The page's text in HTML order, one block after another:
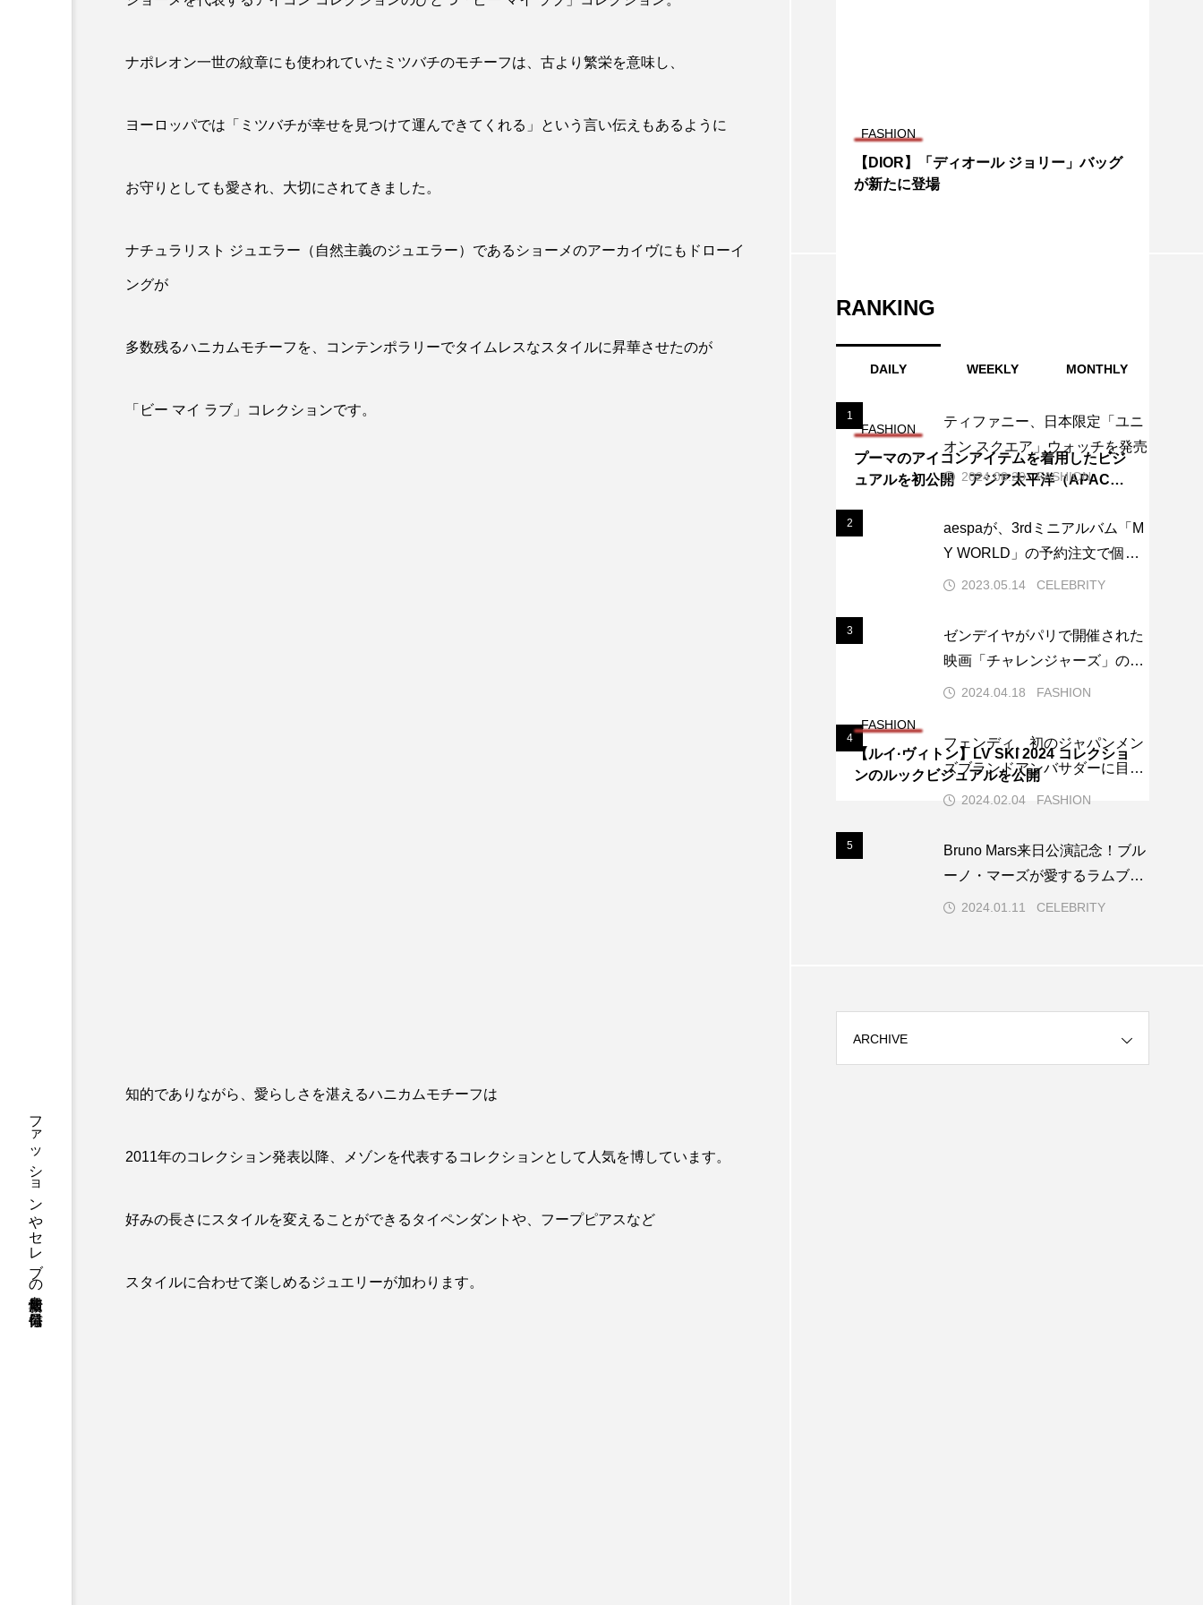
ファッションやセレブの最新情報を毎日発信
ナポレオン一世の紋章にも使われていたミツバチのモチーフは、古より繁栄を意味し、
ヨーロッパでは「ミツバチが幸せを見つけて運んできてくれる」という言い伝えもあるように
お守りとしても愛され、大切にされてきました。
ナチュラリスト ジュエラー（自然主義のジュエラー）であるショーメのアーカイヴにもドローイ
ングが
多数残るハニカムモチーフを、コンテンポラリーでタイムレスなスタイルに昇華させたのが
「ビー マイ ラブ」コレクションです。
知的でありながら、愛らしさを湛えるハニカムモチーフは
2011年のコレクション発表以降、メゾンを代表するコレクションとして人気を博しています。
好みの長さにスタイルを変えることができるタイペンダントや、フープピアスなど
スタイルに合わせて楽しめるジュエリーが加わります。
FASHION
【DIOR】「ディオール ジョリー」バッグ
が新たに登場
FASHION
プーマのアイコンアイテムを着用したビジ
ュアルを初公開 アジア太平洋（APAC）
FASHION
【ルイ·ヴィトン】LV SKI 2024 コレクショ
ンのルックビジュアルを公開
RANKING
DAILY WEEKLY MONTHLY
1
ティファニー、日本限定「ユニ
オン スクエア」ウォッチを発売
2024.08.20 FASHION
2
aespaが、3rdミニアルバム「M
Y WORLD」の予約注文で個人
最高記録を更新し、K-POPガー
達成しました。
2023.05.14 CELEBRITY
3
ゼンデイヤがパリで開催された
映画「チャレンジャーズ」のプ
レミアでのフォトコールでブル
2024.04.18 FASHION
4
フェンディ、初のジャパンメン
ズブランドアンバサダーに目黒
蓮を起用！
2024.02.04 FASHION
5
Bruno Mars来日公演記念！ブル
ーノ・マーズが愛するラムブラ
ンド「SelvaRey｜セルバレイ」
2024.01.11 CELEBRITY
ARCHIVE